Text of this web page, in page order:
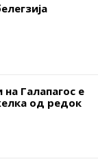
Галапагос е
од редок